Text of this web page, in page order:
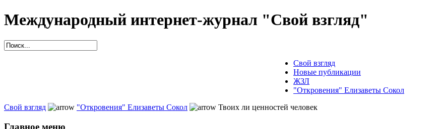
Международный интернет-журнал "Свой взгляд"
Свой взгляд
Новые публикации
ЖЗЛ
"Откровения" Елизаветы Сокол
Свой взгляд
"Откровения" Елизаветы Сокол Твоих ли ценностей человек
Главное меню